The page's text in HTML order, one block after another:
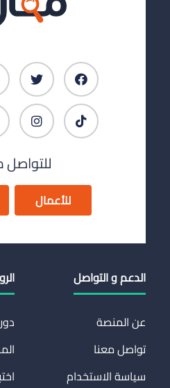
للتواصل
للأعمال
الدعم و التواصل
عن المنصة
تواصل معنا
سياسة الاستخدام